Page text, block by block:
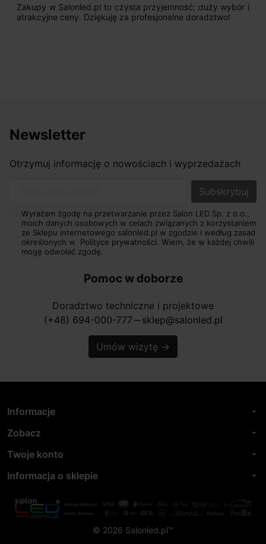
Zakupy w Salonled.pl to czysta przyjemność; duży wybór i
atrakcyjne ceny. Dziękuję za profesjonalne doradztwo!
Newsletter
Otrzymuj informację o nowościach i wyprzedażach
Wyrażam zgodę na przetwarzanie przez Salon LED Sp. z o.o.,
moich danych osobowych w celach związanych z korzystaniem
ze Sklepu internetowego salonled.pl w zgodzie i według zasad
określonych w Polityce prywatności. Wiem, że w każdej chwili
mogę odwołać zgodę.
Pomoc w doborze
Doradztwo techniczne i projektowe
(+48) 694-000-777 horizontal_rule sklep@salonled.pl
Umów wizytę →
Informacje arrow_drop_down
Zobacz arrow_drop_down
Twoje konto arrow_drop_down
Informacja o sklepie arrow_drop_down
© 2026 Salonled.pl™